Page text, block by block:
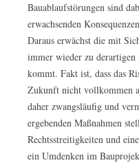
Bauablaufstörungen sind
erwachsenden
Daraus erwächst die mit
immer wieder zu
kommt. Fakt ist, dass das
Zukunft nicht vollkommen
daher zwangsläufig und
ergebenden Maßnahmen
Rechtsstreitigkeiten und
ein Umdenken im